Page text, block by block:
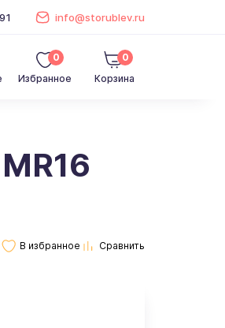
info@storublev.ru
Избранное
0
Корзина
0